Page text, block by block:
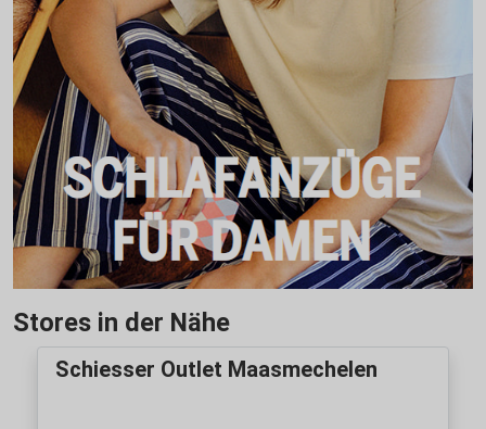
Stores in der Nähe
Schiesser Outlet Maasmechelen